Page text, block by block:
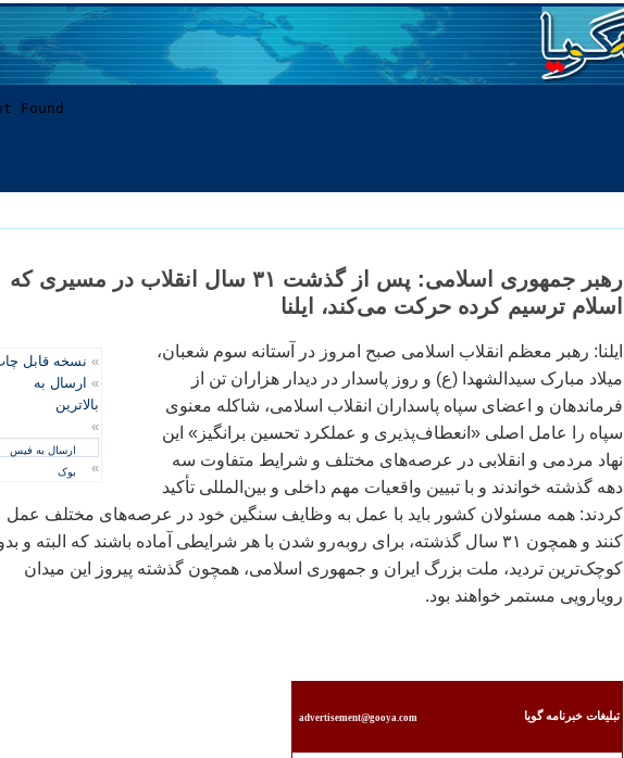
رهبر جمهوری اسلامی: پس از گذشت ۳۱ سال انقلاب در مسيری که
اسلام ترسيم کرده حرکت می‌کند، ايلنا
» نسخه قابل
» ارسال به
بالاترین
»
ارسال به فیس
بوک
»
ايلنا: رهبر معظم انقلاب اسلامی صبح امروز در آستانه سوم شعبان،
ميلاد مبارک سيدالشهدا (ع) و روز پاسدار در ديدار هزاران تن از
فرماندهان و اعضای سپاه پاسداران انقلاب اسلامی، شاکله معنوی
سپاه را عامل اصلی «انعطاف‌پذيری و عملکرد تحسين برانگيز» اين
نهاد مردمی و انقلابی در عرصه‌های مختلف و شرايط متفاوت سه
دهه گذشته خواندند و با تبيين واقعيات مهم داخلی و بين‌المللی تأکيد
کردند: همه مسئولان کشور بايد با عمل به وظايف سنگين خود در عرصه‌های مختلف عمل
کنند و همچون ۳۱ سال گذشته، برای روبه‌رو شدن با هر شرايطی آماده باشند که البته و
کوچک‌ترين ترديد، ملت بزرگ ايران و جمهوری اسلامی، همچون گذشته پيروز اين ميدان
رويارويی مستمر خواهند بود.
تبليغات خبرنامه گويا advertisement@gooya.com